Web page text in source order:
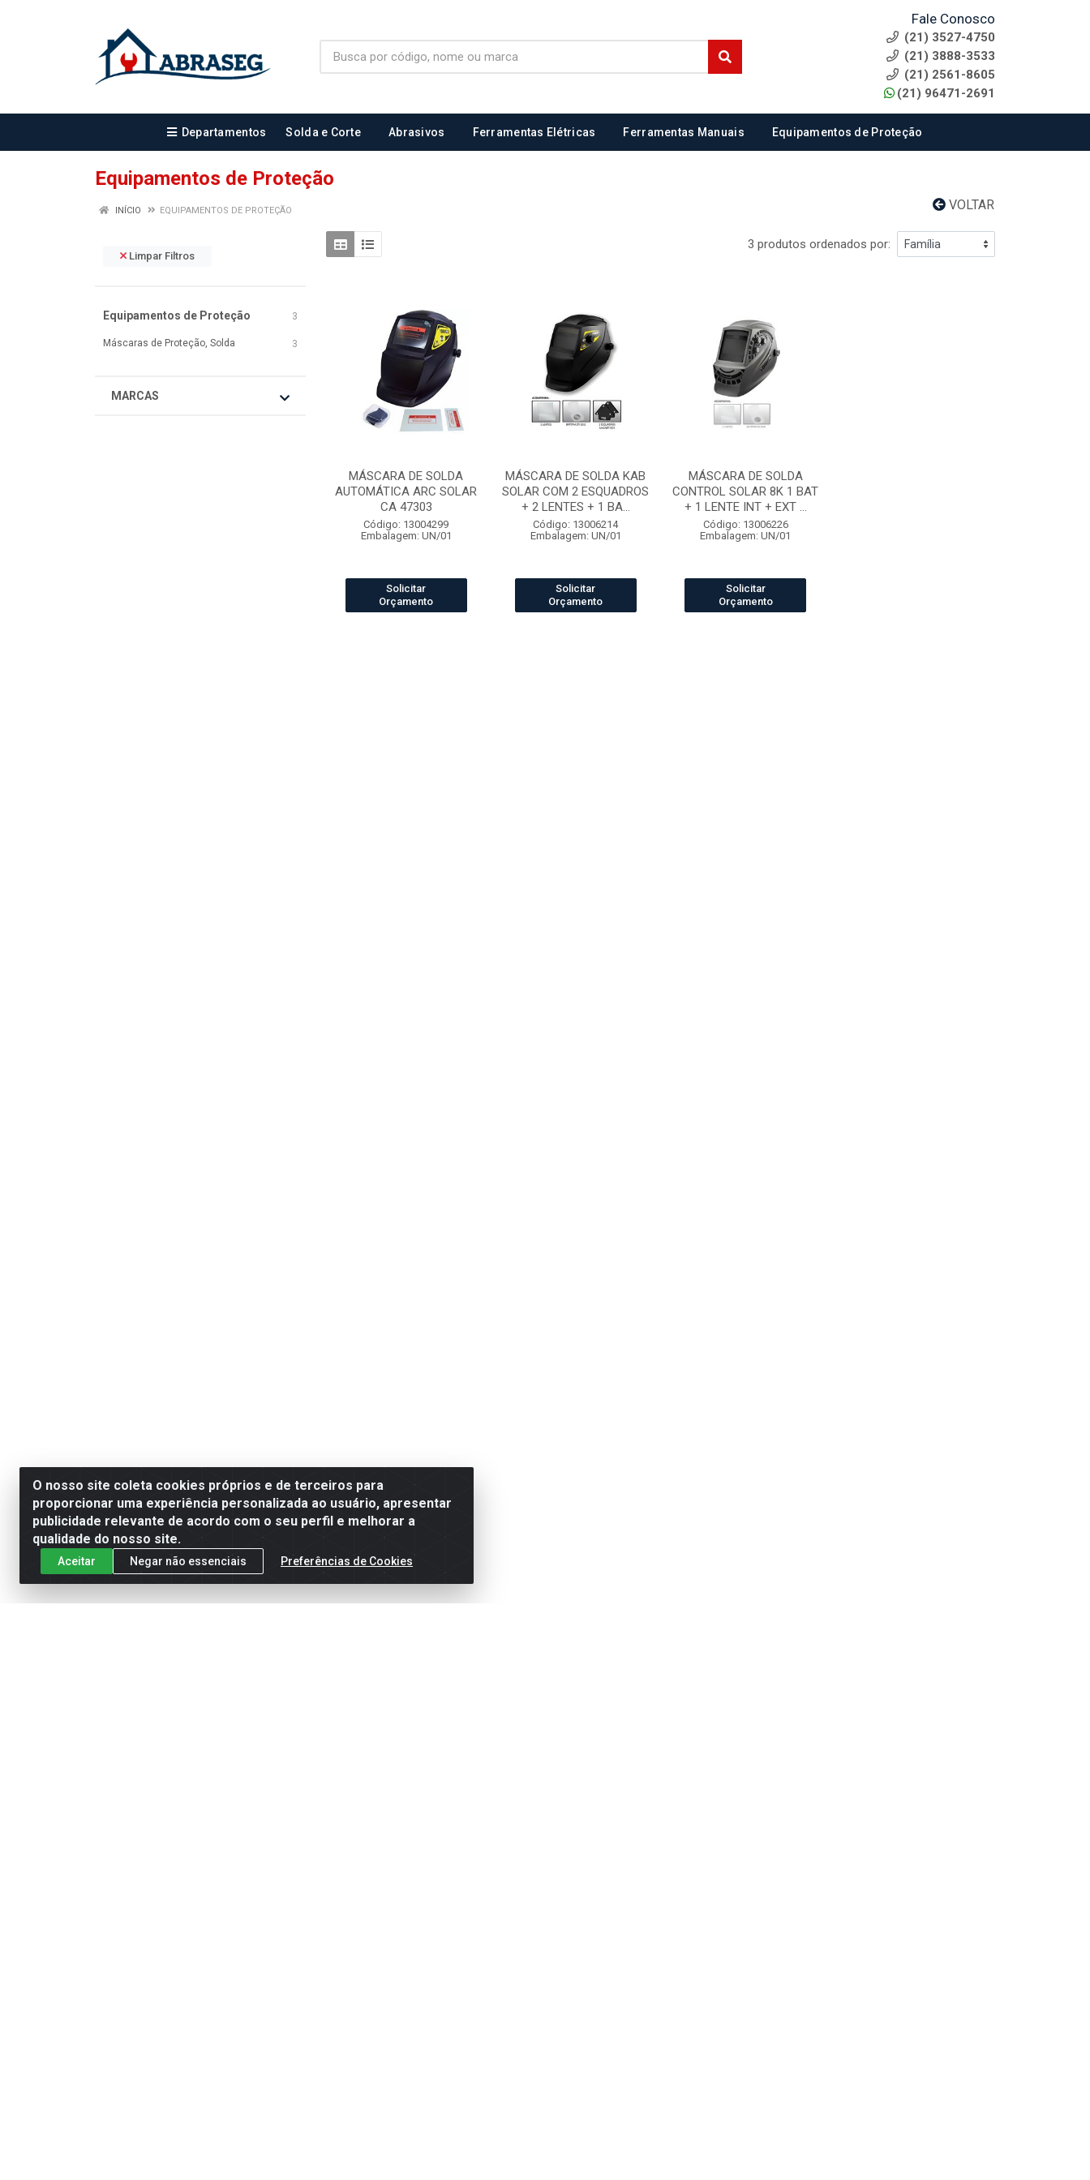
Fale Conosco
(21) 3527-4750
(21) 3888-3533
(21) 2561-8605
(21) 96471-2691
Departamentos Solda e Corte Abrasivos Ferramentas Elétricas Ferramentas Manuais Equipamentos de Proteção
Equipamentos de Proteção
VOLTAR
INÍCIO EQUIPAMENTOS DE PROTEÇÃO
Limpar Filtros
Equipamentos de Proteção 3
Máscaras de Proteção, Solda 3
MARCAS
3 produtos ordenados por:
MÁSCARA DE SOLDA
AUTOMÁTICA ARC SOLAR
CA 47303
Código: 13004299
Embalagem: UN/01
Solicitar
Orçamento
MÁSCARA DE SOLDA KAB
SOLAR COM 2 ESQUADROS
+ 2 LENTES + 1 BA...
Código: 13006214
Embalagem: UN/01
Solicitar
Orçamento
MÁSCARA DE SOLDA
CONTROL SOLAR 8K 1 BAT
+ 1 LENTE INT + EXT ...
Código: 13006226
Embalagem: UN/01
Solicitar
Orçamento
O nosso site coleta cookies próprios e de terceiros para
proporcionar uma experiência personalizada ao usuário, apresentar
publicidade relevante de acordo com o seu perfil e melhorar a
qualidade do nosso site.
Aceitar Negar não essenciais Preferências de Cookies